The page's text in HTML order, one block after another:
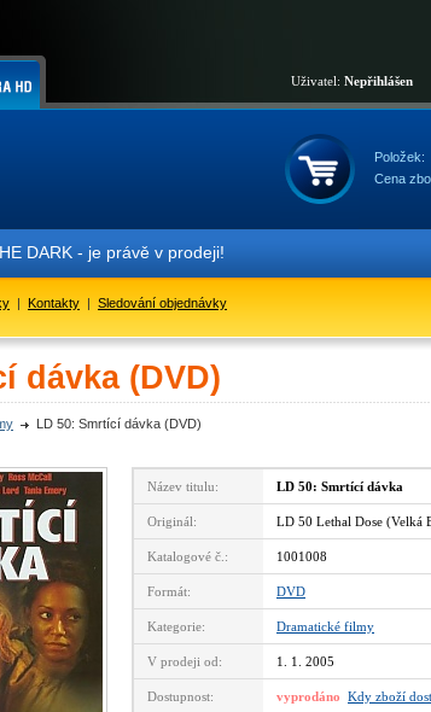
Uživatel: Nepřihlášen
Položek:
Cena
DARK - je právě v prodeji!
| Kontakty | Sledování objednávky
dávka (DVD)
LD 50: Smrtící dávka (DVD)
Název titulu: LD 50: Smrtící dávka
Originál: LD 50 Lethal Dose (Velká
Katalogové č.: 1001008
Formát: DVD
Kategorie: Dramatické filmy
V prodeji od: 1. 1. 2005
Dostupnost: vyprodáno Kdy zboží